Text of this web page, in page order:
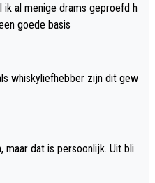
ik al menige drams geproefd h
goede basis
whiskyliefhebber zijn dit gew
maar dat is persoonlijk. Uit bli